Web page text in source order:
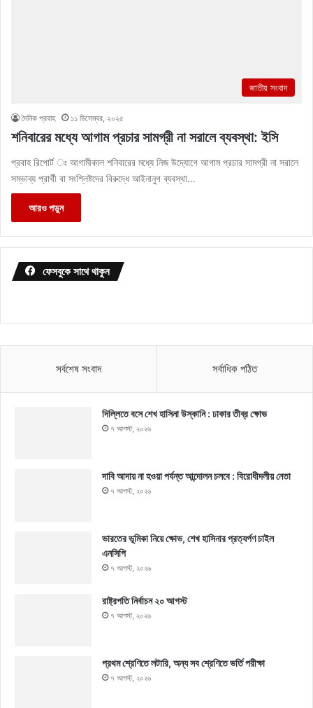
জাতীয় সংবাদ
দৈনিক প্রবাহ ১১ ডিসেম্বর, ২০২৫
শনিবারের মধ্যে আগাম প্রচার সামগ্রী না সরালে ব্যবস্থা: ইসি
প্রবাহ রিপোর্ট ঃ আগামীকাল শনিবারের মধ্যে নিজ উদ্যোগে আগাম প্রচার সামগ্রী না সরালে
সম্ভাব্য প্রার্থী বা সংশ্লিষ্টদের বিরুদ্ধে আইনানুগ ব্যবস্থা…
আরও পড়ুন
ফেসবুকে সাথে থাকুন
সর্বশেষ সংবাদ সর্বাধিক পঠিত
দিল্লিতে বসে শেখ হাসিনা উস্কানি : ঢাকার তীব্র ক্ষোভ
৭ আগস্ট, ২০২৬
দাবি আদায় না হওয়া পর্যন্ত আন্দোলন চলবে : বিরোধীদলীয় নেতা
৭ আগস্ট, ২০২৬
ভারতের ভূমিকা নিয়ে ক্ষোভ, শেখ হাসিনার প্রত্যর্পণ চাইল
এনসিপি
৭ আগস্ট, ২০২৬
রাষ্ট্রপতি নির্বাচন ২০ আগস্ট
৭ আগস্ট, ২০২৬
প্রথম শ্রেণিতে লটারি, অন্য সব শ্রেণিতে ভর্তি পরীক্ষা
৭ আগস্ট, ২০২৬